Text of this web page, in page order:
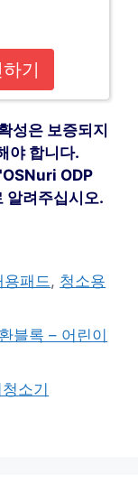
기
성은 보증되지
야 합니다.
ODP
려주십시오.
용패드, 청소용
블록 – 어린이
소기